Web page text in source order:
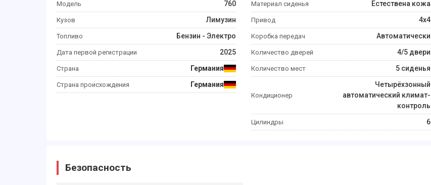
Модель 760
Кузов Лимузин
Топливо Бензин - Электро
Дата первой регистрации 2025
Страна Германия
Страна происхождения Германия
Материал сиденья Естествена кожа
Привод 4x4
Коробка передач Автоматически
Количество дверей 4/5 двери
Количество мест 5 сиденья
Кондиционер
Четырёхзонный
автоматический климат-
контроль
Цилиндры 6
Безопасность